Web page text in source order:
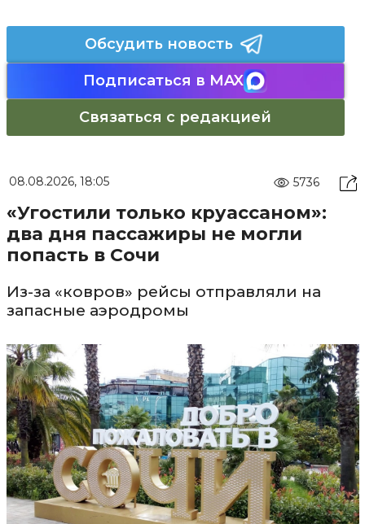
Обсудить новость
Подписаться в MAX
Связаться с редакцией
08.08.2026, 18:05 5736
«Угостили только круассаном»:
два дня пассажиры не могли
попасть в Сочи
Из-за «ковров» рейсы отправляли на
запасные аэродромы